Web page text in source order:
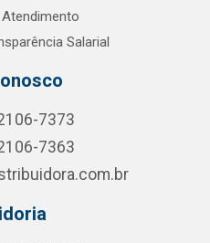
Salarial
7373
7363